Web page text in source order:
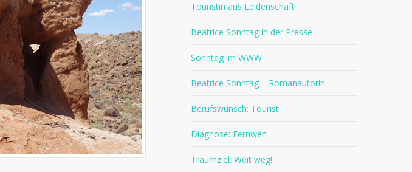
Touristin aus Leidenschaft
Beatrice Sonntag in der Presse
Sonntag im WWW
Beatrice Sonntag – Romanautorin
Berufswunsch: Tourist
Diagnose: Fernweh
Traumziel: Weit weg!